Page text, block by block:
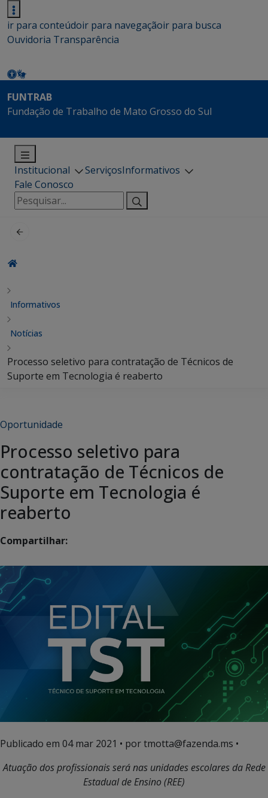
ir para conteúdoir para navegaçãoir para busca
Ouvidoria Transparência
FUNTRAB
Fundação de Trabalho de Mato Grosso do Sul
Institucional ServiçosInformativos
Fale Conosco
Pesquisar
por:
Informativos
Notícias
Processo seletivo para contratação de Técnicos de
Suporte em Tecnologia é reaberto
Oportunidade
Processo seletivo para
contratação de Técnicos de
Suporte em Tecnologia é
reaberto
Compartilhar:
Publicado em 04 mar 2021 • por tmotta@fazenda.ms •
Atuação dos profissionais será nas unidades escolares da Rede
Estadual de Ensino (REE)